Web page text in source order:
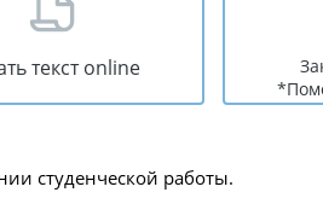
текст online
студенческой работы.